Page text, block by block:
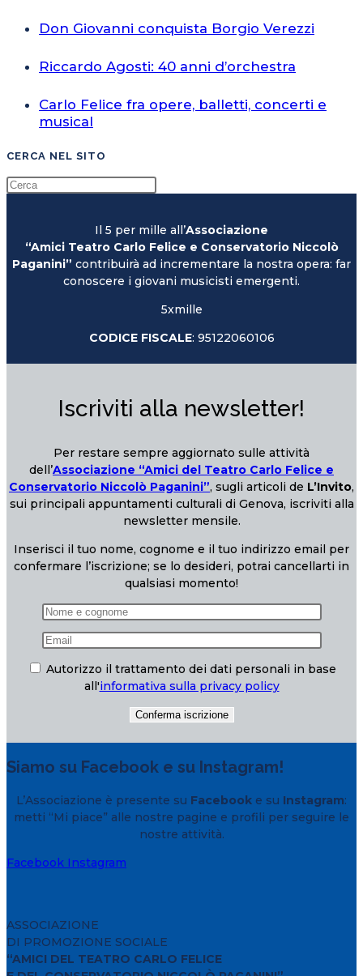
Don Giovanni conquista Borgio Verezzi
Riccardo Agosti: 40 anni d’orchestra
Carlo Felice fra opere, balletti, concerti e
musical
CERCA NEL SITO
Il 5 per mille all’Associazione
“Amici Teatro Carlo Felice e Conservatorio Niccolò
Paganini” contribuirà ad incrementare la nostra opera: far
conoscere i giovani musicisti emergenti.
5xmille
CODICE FISCALE: 95122060106
Iscriviti alla newsletter!
Per restare sempre aggiornato sulle attività
dell’Associazione “Amici del Teatro Carlo Felice e
Conservatorio Niccolò Paganini”, sugli articoli de L’Invito,
sui principali appuntamenti culturali di Genova, iscriviti alla
newsletter mensile.
Inserisci il tuo nome, cognome e il tuo indirizzo email per
confermare l’iscrizione; se lo desideri, potrai cancellarti in
qualsiasi momento!
Autorizzo il trattamento dei dati personali in base
all'informativa sulla privacy policy
Siamo su Facebook e su Instagram!
L’Associazione è presente su Facebook e su Instagram:
metti “Mi piace” alle nostre pagine e profili per seguire le
nostre attività.
Facebook Instagram
ASSOCIAZIONE
DI PROMOZIONE SOCIALE
“AMICI DEL TEATRO CARLO FELICE